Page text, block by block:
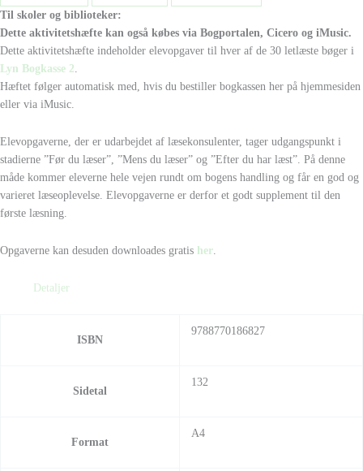
Til skoler og biblioteker:
Dette aktivitetshæfte kan også købes via Bogportalen, Cicero og iMusic.
Dette aktivitetshæfte indeholder elevopgaver til hver af de 30 letlæste bøger i
Lyn Bogkasse 2.
Hæftet følger automatisk med, hvis du bestiller bogkassen her på hjemmesiden
eller via iMusic.
Elevopgaverne, der er udarbejdet af læsekonsulenter, tager udgangspunkt i
stadierne ”Før du læser”, ”Mens du læser” og ”Efter du har læst”. På denne
måde kommer eleverne hele vejen rundt om bogens handling og får en god og
varieret læseoplevelse. Elevopgaverne er derfor et godt supplement til den
første læsning.
Opgaverne kan desuden downloades gratis her.
Detaljer
ISBN
9788770186827
Sidetal
132
Format
A4